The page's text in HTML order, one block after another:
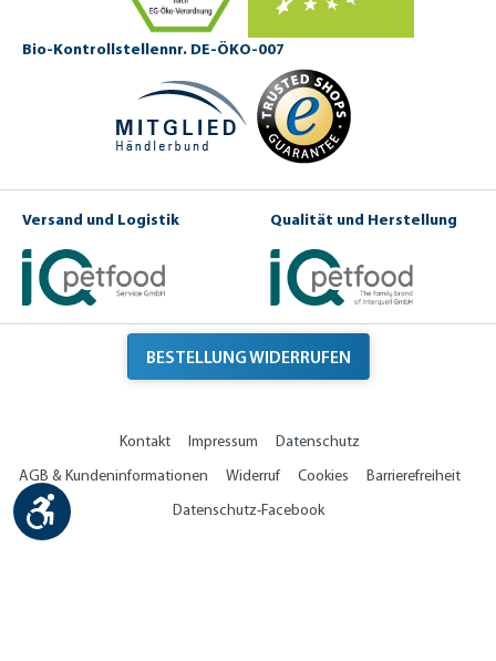
Bio-Kontrollstellennr. DE-ÖKO-007
Versand und Logistik Qualität und Herstellung
BESTELLUNG WIDERRUFEN
Kontakt Impressum
Datenschutz
AGB & Kundeninformationen
Widerruf Cookies
Barrierefreiheit
Datenschutz-Facebook
Werkzeugleiste anzeigen